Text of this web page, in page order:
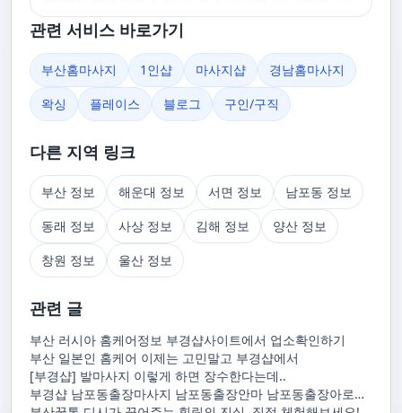
관련 서비스 바로가기
부산홈마사지 1인샵 마사지샵
경남홈마사지
왁싱
플레이스 블로그 구인/구직
다른 지역 링크
부산 정보 해운대 정보 서면 정보
남포동 정보
동래 정보
사상 정보 김해 정보
양산 정보
창원 정보
울산 정보
관련 글
부산 러시아 홈케어정보 부경샵사이트에서 업소확인하기
부산 일본인 홈케어 이제는 고민말고 부경샵에서
[부경샵] 발마사지 이렇게 하면 장수한다는데..
부경샵 남포동출장마사지 남포동출장안마 남포동출장아로마